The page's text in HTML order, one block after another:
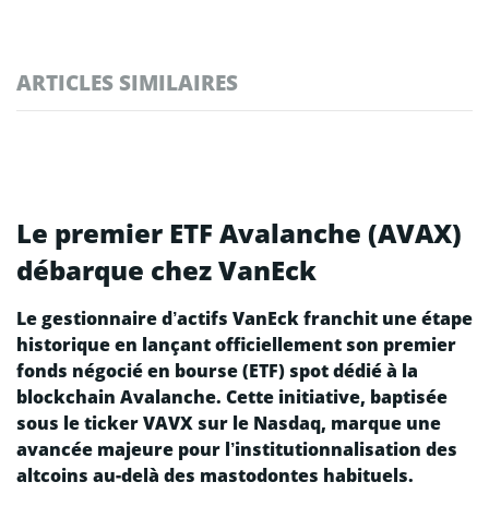
ARTICLES SIMILAIRES
Le premier ETF Avalanche (AVAX)
débarque chez VanEck
Le gestionnaire d’actifs VanEck franchit une étape
historique en lançant officiellement son premier
fonds négocié en bourse (ETF) spot dédié à la
blockchain Avalanche. Cette initiative, baptisée
sous le ticker VAVX sur le Nasdaq, marque une
avancée majeure pour l’institutionnalisation des
altcoins au-delà des mastodontes habituels.